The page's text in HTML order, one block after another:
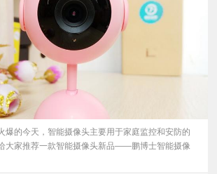
爆的今天，智能摄像头主要用于家庭监控和安防的
大家推荐一款智能摄像头新品——鹏博士智能摄像